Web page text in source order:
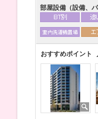
部屋設備（設備、
おすすめポイント